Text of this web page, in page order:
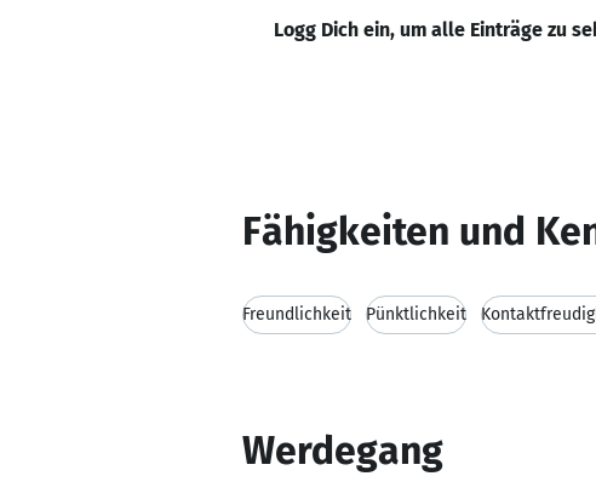
Logg Dich ein, um alle Einträge zu
Fähigkeiten und
Freundlichkeit Pünktlichkeit
Werdegang